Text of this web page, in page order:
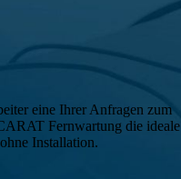
eine Ihrer Anfragen zum
Fernwartung die ideale
Installation.